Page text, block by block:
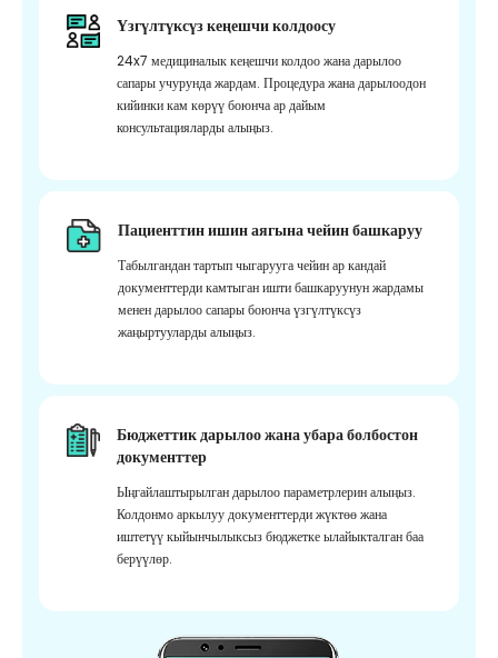
Үзгүлтүксүз кеңешчи колдоосу
24x7 медициналык кеңешчи колдоо жана дарылоо
сапары учурунда жардам. Процедура жана дарылоодон
кийинки кам көрүү боюнча ар дайым
консультацияларды алыңыз.
Пациенттин ишин аягына чейин башкаруу
Табылгандан тартып чыгарууга чейин ар кандай
документтерди камтыган ишти башкаруунун жардамы
менен дарылоо сапары боюнча үзгүлтүксүз
жаңыртууларды алыңыз.
Бюджеттик дарылоо жана убара болбостон
документтер
Ыңгайлаштырылган дарылоо параметрлерин алыңыз.
Колдонмо аркылуу документтерди жүктөө жана
иштетүү кыйынчылыксыз бюджетке ылайыкталган баа
берүүлөр.